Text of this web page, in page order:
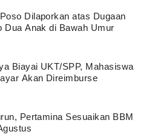
Dilaporkan atas Dugaan
Dua Anak di Bawah Umur
Biayai UKT/SPP, Mahasiswa
Akan Direimburse
Pertamina Sesuaikan BBM